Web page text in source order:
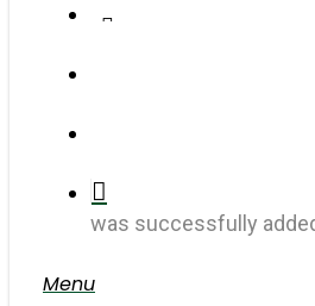
content
was successfully
Menu